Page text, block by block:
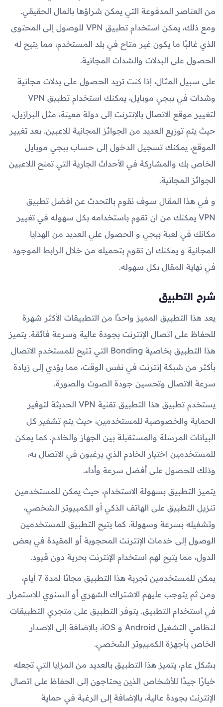
من العناصر المدفوعة التي يمكن شراؤها بالمال الحقيقي.
ومع ذلك، يمكن استخدام تطبيق VPN للوصول إلى المحتوى
الذي غالبًا ما يكون غير متاح في بلد المستخدم، مما يتيح له
الحصول على البدلات والشدات المجانية.
على سبيل المثال، إذا كنت تريد الحصول على بدلات مجانية
وشدات في ببجي موبايل، يمكنك استخدام تطبيق VPN
لتغيير موقع الاتصال بالإنترنت إلى دولة معينة، مثل البرازيل،
حيث يتم توزيع العديد من الجوائز المجانية للاعبين. بعد تغيير
الموقع، يمكنك تسجيل الدخول إلى حساب ببجي موبايل
الخاص بك والمشاركة في الأحداث الجارية التي تمنح اللاعبين
الجوائز المجانية.
و في هذا المقال سوف نقوم بالتحدث عن افضل تطبيق
VPN يمكنك من ان تقوم باستخدامه بكل سهوله في تغيير
مكانك في لعبة ببجي و الحصول علي العديد من الهدايا
المجانية و يمكنك ان تقوم بتحميله من خلال الرابط الموجود
في نهاية المقال بكل سهوله.
شرح التطبيق
يعد هذا التطبيق المميز واحدًا من التطبيقات الأكثر شهرة
للحفاظ على اتصال الإنترنت بجودة عالية وسرعة فائقة. يتميز
هذا التطبيق بخاصية Bonding التي تتيح للمستخدم الاتصال
بأكثر من شبكة إنترنت في نفس الوقت، مما يؤدي إلى زيادة
سرعة الاتصال وتحسين جودة الصوت والصورة.
يستخدم تطبيق هذا التطبيق تقنية VPN الحديثة لتوفير
الحماية والخصوصية للمستخدمين، حيث يتم تشفير كل
البيانات المرسلة والمستقبلة بين الجهاز والخادم. كما يمكن
للمستخدمين اختيار الخادم الذي يرغبون في الاتصال به،
وذلك للحصول على أفضل سرعة وأداء.
يتميز التطبيق بسهولة الاستخدام، حيث يمكن للمستخدمين
تنزيل التطبيق على الهاتف الذكي أو الكمبيوتر الشخصي،
وتشغيله بسرعة وسهولة. كما يتيح التطبيق للمستخدمين
الوصول إلى خدمات الإنترنت المحجوبة أو المقيدة في بعض
الدول، مما يتيح لهم استخدام الإنترنت بحرية دون قيود.
يمكن للمستخدمين تجربة هذا التطبيق مجانًا لمدة 7 أيام،
ومن ثم يتوجب عليهم الاشتراك الشهري أو السنوي للاستمرار
في استخدام التطبيق. يتوفر التطبيق على متجري التطبيقات
لنظامي التشغيل Android و iOS، بالإضافة إلى الإصدار
الخاص بأجهزة الكمبيوتر الشخصي.
بشكل عام، يتميز هذا التطبيق بالعديد من المزايا التي تجعله
خيارًا جيدًا للأشخاص الذين يحتاجون إلى الحفاظ على اتصال
الإنترنت بجودة عالية، بالإضافة إلى الرغبة في حماية